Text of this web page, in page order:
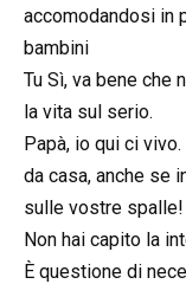
accomodandosi in
bambini
Tu Sì, va bene che
la vita sul serio.
Papà, io qui ci
da casa, anche se
sulle vostre spalle!
Non hai capito la
È questione di